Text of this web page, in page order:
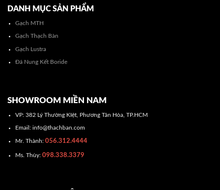
DANH MỤC SẢN PHẨM
Gạch MTH
Gạch Thạch Bàn
Gạch Lustra
Đá Nung Kết Boride
SHOWROOM MIỀN NAM
VP: 382 Lý Thường KIệt, Phương Tân Hòa, TP.HCM
Email: info@thachban.com
Mr. Thành:056.312.4444
Ms. Thùy: 098.338.3379